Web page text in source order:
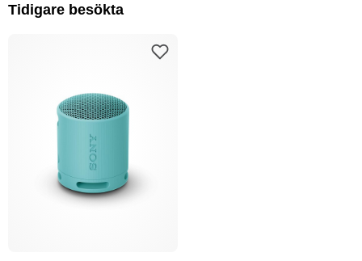
Tidigare besökta